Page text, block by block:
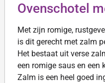
Ovenschotel
Met zijn romige,
is dit gerecht met zalm
Het bestaat uit verse
een romige saus en een
Zalm is een heel goed